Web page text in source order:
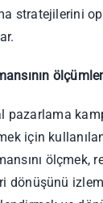
stratejilerini
için
ölçmek,
dönüşünü